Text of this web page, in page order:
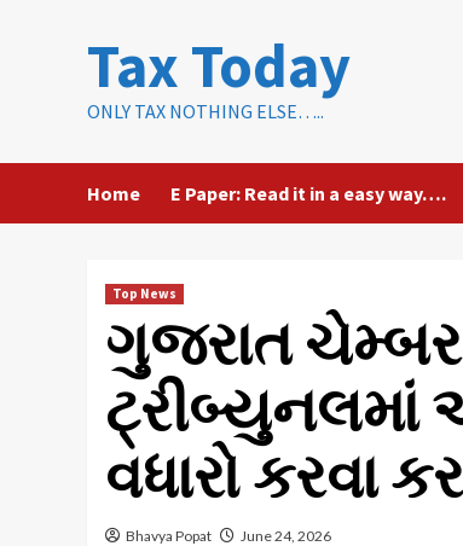
Tax Today
ONLY TAX NOTHING ELSE…..
Home E Paper: Read it in a easy way….
Top News
ગુજરાત ચેમ્બર
ટ્રીબ્યુનલમાં
વધારો કરવા
Bhavya Popat June 24, 2026